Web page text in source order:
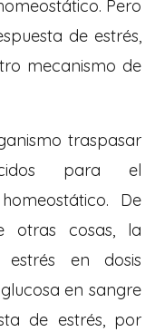
Pero
de estrés,
mecanismo de
traspasar
para el
De
otras cosas, la
en dosis
en sangre
de estrés, por